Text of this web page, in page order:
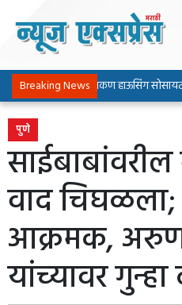
Breaking News
पिंपरी-चिंचवड चाकण हाऊसिंग सोसायटी
पुणे
वाद चिघळला;
आक्रमक,
यांच्यावर